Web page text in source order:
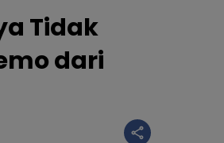
Tidak
dari